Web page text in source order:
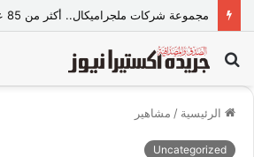
بحث
عن
الرئيسية / مشاهير
Uncategorized